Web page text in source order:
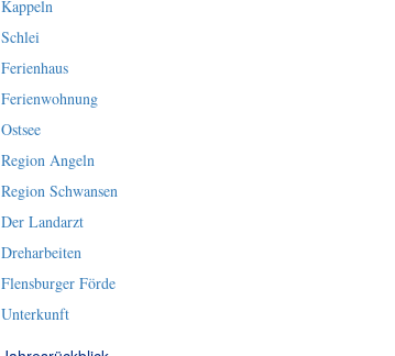
Kappeln
Schlei
Ferienhaus
Ferienwohnung
Ostsee
Region Angeln
Region Schwansen
Der Landarzt
Dreharbeiten
Flensburger Förde
Unterkunft